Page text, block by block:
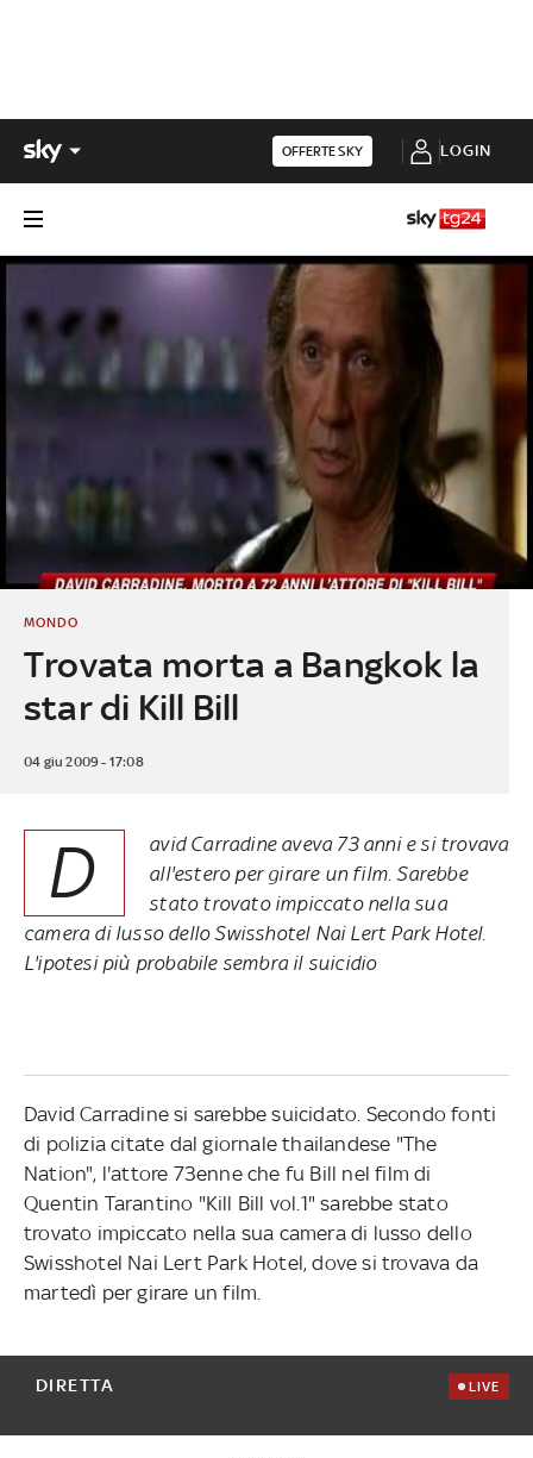
OFFERTE SKY LOGIN
Trovata morta a Bangkok la
star di Kill Bill
MONDO
04 giu 2009 - 17:08
D
avid Carradine aveva 73 anni e si trovava
all'estero per girare un film. Sarebbe
stato trovato impiccato nella sua
camera di lusso dello Swisshotel Nai Lert Park Hotel.
L'ipotesi più probabile sembra il suicidio
David Carradine si sarebbe suicidato. Secondo fonti
di polizia citate dal giornale thailandese "The
Nation", l'attore 73enne che fu Bill nel film di
Quentin Tarantino "Kill Bill vol.1" sarebbe stato
trovato impiccato nella sua camera di lusso dello
Swisshotel Nai Lert Park Hotel, dove si trovava da
martedì per girare un film.
DIRETTA LIVE